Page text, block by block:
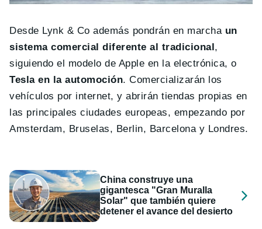
Desde Lynk & Co además pondrán en marcha un
sistema comercial diferente al tradicional ,
siguiendo el modelo de Apple en la electrónica, o
Tesla en la automoción. Comercializarán los
vehículos por internet, y abrirán tiendas propias en
las principales ciudades europeas, empezando por
Amsterdam, Bruselas, Berlin, Barcelona y Londres.
China construye una
gigantesca "Gran Muralla
Solar" que también quiere
detener el avance del desierto